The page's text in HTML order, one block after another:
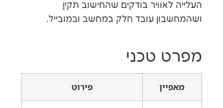
בודקים שהחישוב תקין
עובד חלק במחשב ובמובייל.
טכני